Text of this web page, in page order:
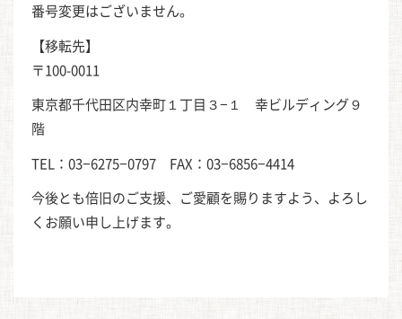
番号変更はございません。
【移転先】
〒100-0011
東京都千代田区内幸町１丁目３−１ 幸ビルディング９
階
TEL：03−6275−0797 FAX：03−6856−4414
今後とも倍旧のご支援、ご愛顧を賜りますよう、よろし
くお願い申し上げます。